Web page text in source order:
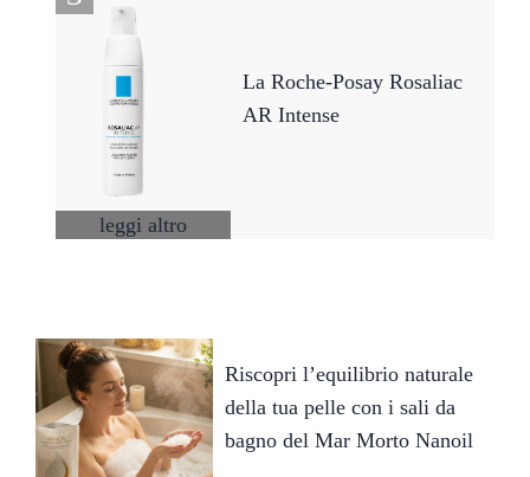
La Roche-Posay Rosaliac
AR Intense
leggi altro
Riscopri l’equilibrio naturale
della tua pelle con i sali da
bagno del Mar Morto Nanoil